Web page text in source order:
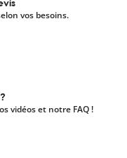
vos besoins.
vidéos et notre FAQ !